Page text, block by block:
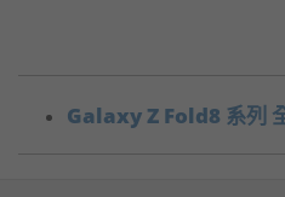
Galaxy Z Fold8 系列